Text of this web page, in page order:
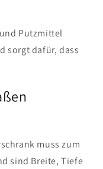
Putzmittel
sorgt dafür, dass
muss zum
sind Breite, Tiefe